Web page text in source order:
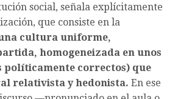
social, señala explícitamente
que consiste en la
cultura uniforme,
homogeneizada en unos
políticamente correctos) que
relativista y hedonista. En ese